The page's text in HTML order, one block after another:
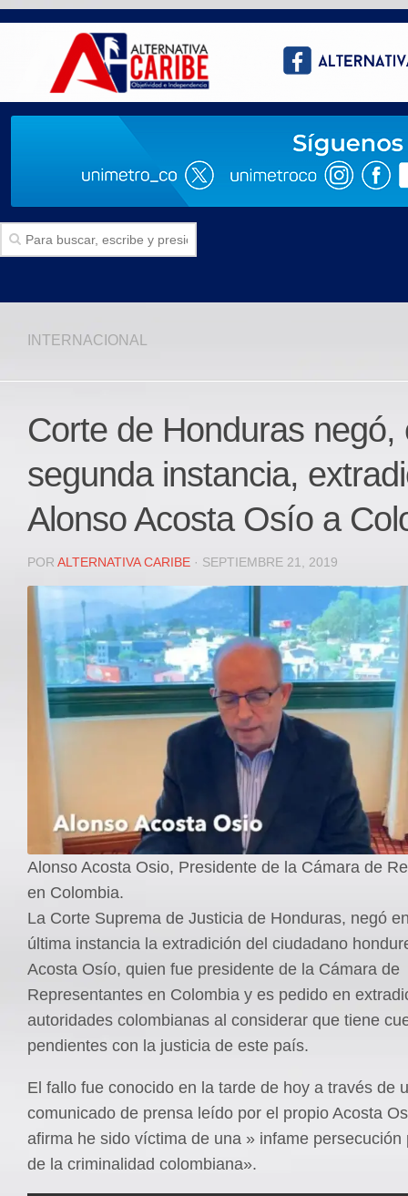
Politica
Deportes
JUDICIAL
REGIONAL
DEPARTAMENTAL
Internacional
Contactenos
facebook
Twitter
Instagram
Registro ISSN: 2711-3299
INTERNACIONAL
Corte de Honduras negó,
segunda instancia,
Alonso Acosta Osío a
POR ALTERNATIVA CARIBE · SEPTIEMBRE 21, 2019
Alonso Acosta Osio, Presidente de la Cámara de
en Colombia.
La Corte Suprema de Justicia de Honduras, negó
última instancia la extradición del ciudadano
Acosta Osío, quien fue presidente de la Cámara de
Representantes en Colombia y es pedido en
autoridades colombianas al considerar que tiene
pendientes con la justicia de este país.
El fallo fue conocido en la tarde de hoy a través de
comunicado de prensa leído por el propio Acosta
afirma he sido víctima de una » infame persecución
de la criminalidad colombiana».